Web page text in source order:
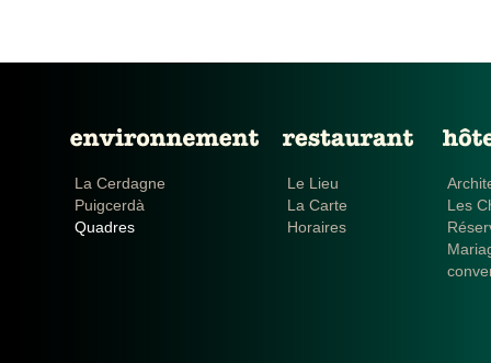
La Cerdagne
Puigcerdà
Quadres
Le Lieu
La Carte
Horaires
Les